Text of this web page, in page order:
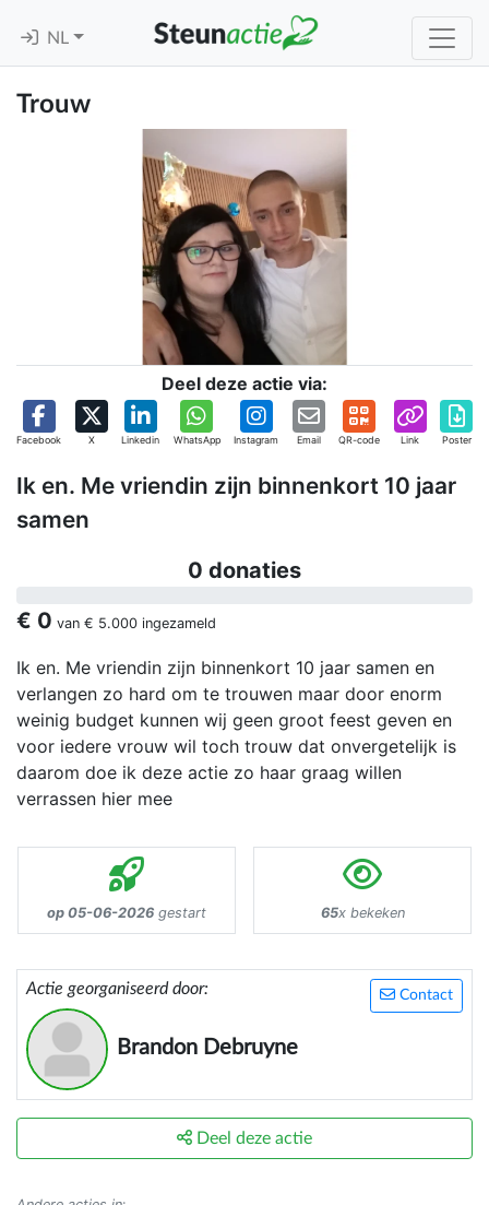
NL
Trouw
Deel deze actie via:
Facebook X Linkedin WhatsApp Instagram Email QR-code Link Poster
Ik en. Me vriendin zijn binnenkort 10 jaar
samen
0 donaties
€ 0 van € 5.000 ingezameld
Ik en. Me vriendin zijn binnenkort 10 jaar samen en
verlangen zo hard om te trouwen maar door enorm
weinig budget kunnen wij geen groot feest geven en
voor iedere vrouw wil toch trouw dat onvergetelijk is
daarom doe ik deze actie zo haar graag willen
verrassen hier mee
op 05-06-2026 gestart 65x bekeken
Contact
Actie georganiseerd door:
Brandon Debruyne
Deel deze actie